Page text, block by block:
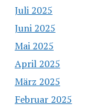
Juli 2025
Juni 2025
Mai 2025
April 2025
März 2025
Februar 2025